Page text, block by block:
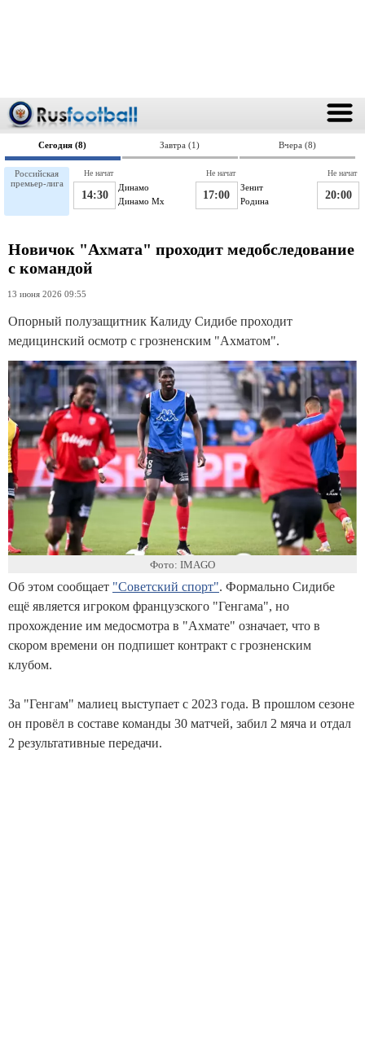
Сегодня (8) Завтра (1) Вчера (8)
Российская
премьер-лига
Динамо
14:30 Динамо Мх
Не начат
Зенит
17:00 Родина
Не начат
20:00
Не начат
Новичок "Ахмата" проходит медобследование
с командой
13 июня 2026 09:55
Опорный полузащитник Калиду Сидибе проходит
медицинский осмотр с грозненским "Ахматом".
Фото: IMAGO
Об этом сообщает "Советский спорт". Формально Сидибе
ещё является игроком французского "Генгама", но
прохождение им медосмотра в "Ахмате" означает, что в
скором времени он подпишет контракт с грозненским
клубом.
За "Генгам" малиец выступает с 2023 года. В прошлом сезоне
он провёл в составе команды 30 матчей, забил 2 мяча и отдал
2 результативные передачи.